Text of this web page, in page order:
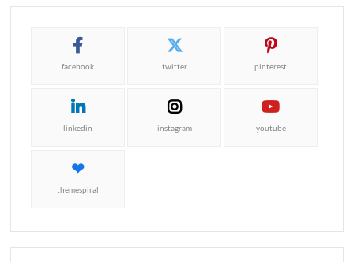
facebook twitter pinterest
linkedin instagram youtube
themespiral